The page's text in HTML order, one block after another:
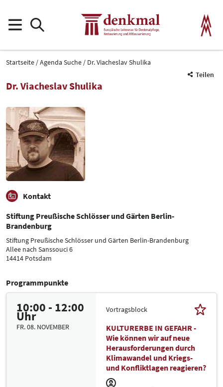
Startseite Agenda Suche
Dr. Viacheslav Shulika
Teilen
Dr. Viacheslav Shulika
Kontakt
Stiftung Preußische Schlösser und Gärten Berlin-
Brandenburg
Stiftung Preußische Schlösser und Gärten Berlin-Brandenburg
Allee nach Sanssouci 6
14414 Potsdam
Programmpunkte
10:00 - 12:00
Uhr
FR. 08. NOVEMBER
Vortragsblock
KULTURERBE IN GEFAHR -
Wie können wir auf neue
Herausforderungen durch
Klimawandel und Kriegs-
und Konfliktlagen reagieren?